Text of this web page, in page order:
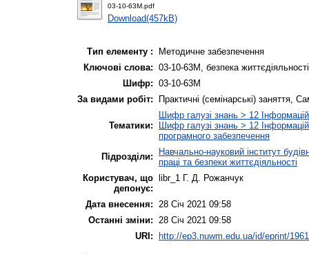
03-10-63М.pdf
Download(457kB)
Тип елементу :
Методичне забезпечення
Ключові слова: 03-10-63М, безпека
Шифр: 03-10-63М
За видами робіт:
Практичні (семінарські) заняття,
Тематики:
Шифр галузі знань > 12
Шифр галузі знань > 12
програмного забезпечення
Підрозділи:
Навчально-науковий інститут
праці та безпеки життєдіяльності
Користувач, що
депонує:
libr_1 Г. Д. Рожанчук
Дата внесення: 28 Січ 2021 09:58
Останні зміни: 28 Січ 2021 09:58
URI:
http://ep3.nuwm.edu.ua/id/eprint/